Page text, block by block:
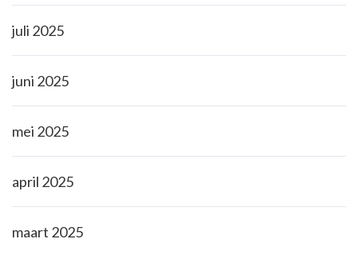
juli 2025
juni 2025
mei 2025
april 2025
maart 2025